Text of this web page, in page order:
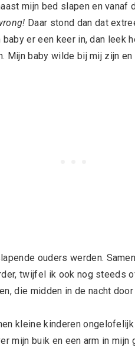
mijn bed slapen en vanaf
Daar stond dan dat
er een keer in, dan leek
Mijn baby wilde bij mij zijn en
ouders werden.
twijfel ik ook nog steeds
die midden in de nacht
kleine kinderen
mijn buik en een arm in